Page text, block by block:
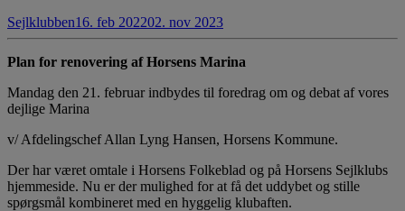
Sejlklubben16. feb 202202. nov 2023
Plan for renovering af Horsens Marina
Mandag den 21. februar indbydes til foredrag om og debat af vores
dejlige Marina
v/ Afdelingschef Allan Lyng Hansen, Horsens Kommune.
Der har været omtale i Horsens Folkeblad og på Horsens Sejlklubs
hjemmeside. Nu er der mulighed for at få det uddybet og stille
spørgsmål kombineret med en hyggelig klubaften.